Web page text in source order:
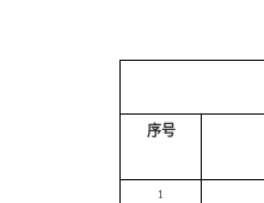
序号
1